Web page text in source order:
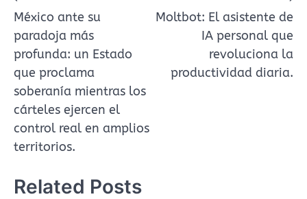
de
entradas
México ante su
paradoja más
profunda: un Estado
que proclama
soberanía mientras los
cárteles ejercen el
control real en amplios
territorios.
Moltbot: El asistente de
IA personal que
revoluciona la
productividad diaria.
Related Posts